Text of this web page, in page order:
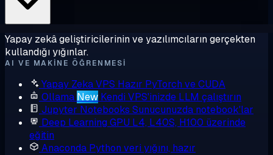
Yapay zekâ geliştiricilerinin ve yazılımcıların gerçekten
kullandığı yığınlar.
AI VE MAKINE ÖĞRENMESI
Yapay Zeka VPS Hazır PyTorch ve CUDA
Ollama New Kendi VPS'inizde LLM çalıştırın
Jupyter Notebooks Sunucunuzda notebook'lar
Deep Learning GPU L4, L40S, H100 üzerinde
eğitin
Anaconda Python veri yığını, hazır